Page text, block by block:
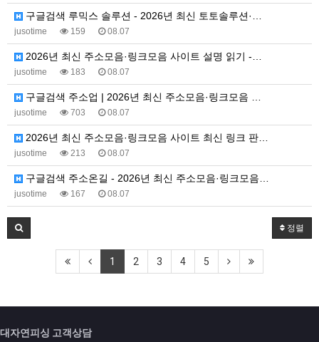
구글검색 루믹스 솔루션 - 2026년 최신 토토솔루션·…
jusotime 159 08.07
2026년 최신 주소모음·링크모음 사이트 설명 읽기 -…
jusotime 183 08.07
구글검색 주소업 | 2026년 최신 주소모음·링크모음 …
jusotime 703 08.07
2026년 최신 주소모음·링크모음 사이트 최신 링크 판…
jusotime 213 08.07
구글검색 주소온길 - 2026년 최신 주소모음·링크모음…
jusotime 167 08.07
정렬
1 2 3 4 5
대자연피싱 고객상담